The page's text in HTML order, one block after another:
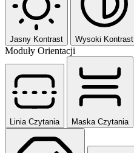
Jasny Kontrast Wysoki Kontrast
Moduły Orientacji
Linia Czytania Maska Czytania